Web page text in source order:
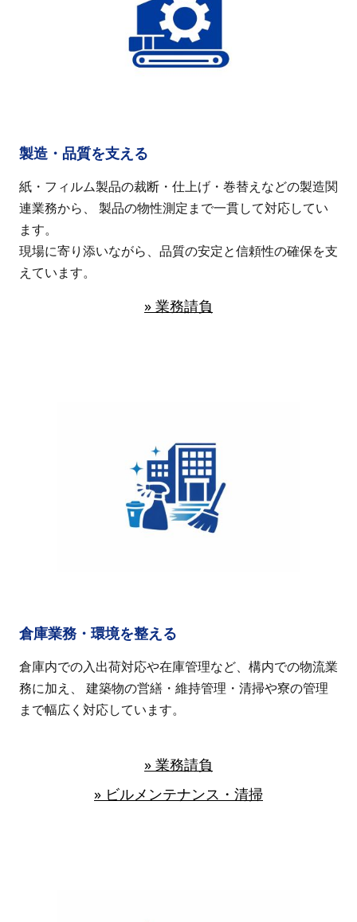
製造・品質を支える
紙・フィルム製品の裁断・仕上げ・巻替えなどの製造関
連業務から、 製品の物性測定まで一貫して対応してい
ます。
現場に寄り添いながら、品質の安定と信頼性の確保を支
えています。
» 業務請負
倉庫業務・環境を整える
倉庫内での入出荷対応や在庫管理など、構内での物流業
務に加え、 建築物の営繕・維持管理・清掃や寮の管理
まで幅広く対応しています。
» 業務請負
» ビルメンテナンス・清掃